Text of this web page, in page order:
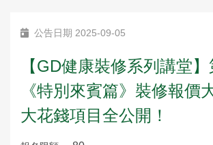
公告日期 2025-09-05
【GD健康裝修系列講堂
《特別來賓篇》裝修報價
大花錢項目全公開！